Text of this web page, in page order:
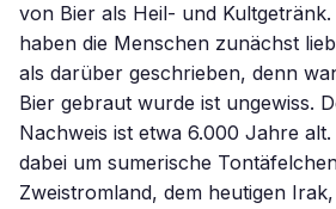
von Bier als Heil- und
haben die Menschen zunächst
als darüber geschrieben, denn
Bier gebraut wurde ist ungewiss.
Nachweis ist etwa 6.000 Jahre
dabei um sumerische
Zweistromland, dem heutigen